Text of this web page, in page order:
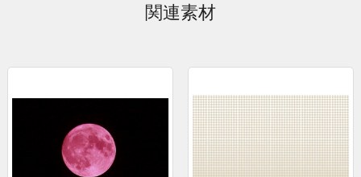
関連素材